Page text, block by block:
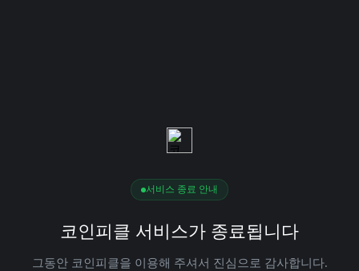
서비스 종료 안내
코인피클 서비스가 종료됩니다
그동안 코인피클을 이용해 주셔서 진심으로 감사합니다.